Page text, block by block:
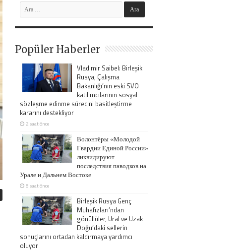
Popüler Haberler
Vladimir Saibel: Birleşik
Rusya, Çalışma
Bakanlığı’nın eski SVO
katılımcılarının sosyal
sözleşme edinme sürecini basitleştirme
kararını destekliyor
2 saat önce
Волонтёры «Молодой
Гвардии Единой России»
ликвидируют
последствия паводков на
Урале и Дальнем Востоке
8 saat önce
Birleşik Rusya Genç
Muhafızları’ndan
gönüllüler, Ural ve Uzak
Doğu’daki sellerin
sonuçlarını ortadan kaldırmaya yardımcı
oluyor